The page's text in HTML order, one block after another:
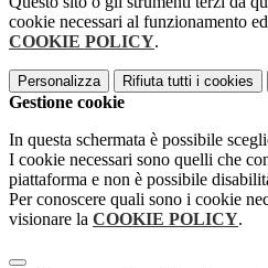
cookie necessari al funzionamento
COOKIE POLICY.
Personalizza Rifiuta tutti i cookies
Gestione cookie
In questa schermata è possibile
I cookie necessari sono quelli che
piattaforma e non è possibile
Per conoscere quali sono i cookie
visionare la COOKIE POLICY.